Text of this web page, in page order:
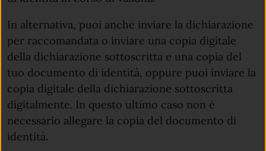
In alternativa, puoi anche inviare la dichiarazione
per raccomandata o inviare una copia digitale
della dichiarazione sottoscritta e una copia del
tuo documento di identità, oppure puoi inviare la
copia digitale della dichiarazione sottoscritta
digitalmente. In questo ultimo caso non è
necessario allegare la copia del documento di
identità.